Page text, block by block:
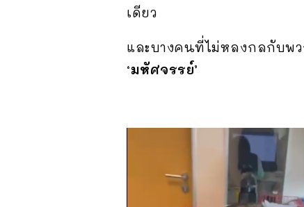
เดียว
และบางคนที่ไม่หลงกลกับพ
‘มหัศจรรย์’